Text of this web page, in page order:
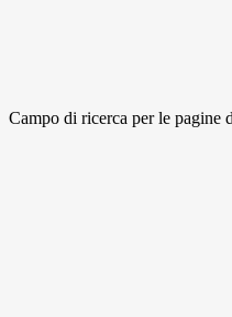
Campo di ricerca per le pagine